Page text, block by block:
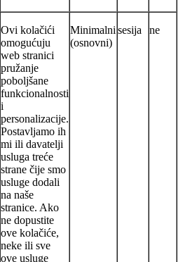
Ovi kolačići
omogućuju
web stranici
pružanje
poboljšane
funkcionalnosti
i
personalizacije.
Postavljamo ih
mi ili davatelji
usluga treće
strane čije smo
usluge dodali
na naše
stranice. Ako
ne dopustite
ove kolačiće,
neke ili sve
ove usluge
Minimalni
(osnovni)
sesija ne